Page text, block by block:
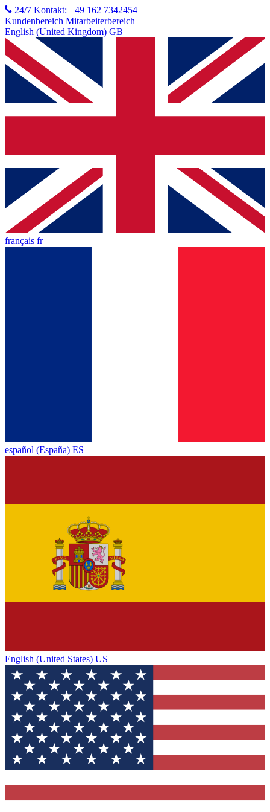
24/7 Kontakt: +49 162 7342454
Kundenbereich Mitarbeiterbereich
English (United Kingdom) GB
français fr
español (España) ES
English (United States) US